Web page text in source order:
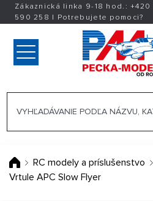
Zákaznická linka 9-18 hod.:+420
590 258 | Potrebujete pomoci?
RC modely a príslušenstvo
Vrtule APC Slow Flyer